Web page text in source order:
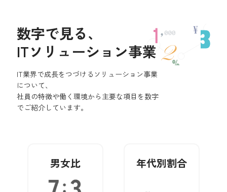
数字で見る、
ITソリューション事業
IT業界で成長をつづけるソリューション事業
について、
社員の特徴や働く環境から主要な項目を数字
でご紹介しています。
男女比 年代別割合